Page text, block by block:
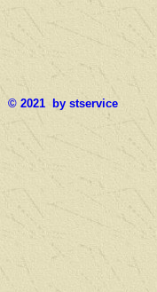
© 2021 by stservice